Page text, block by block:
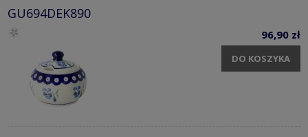
GU694DEK890
96,90 zł
DO KOSZYKA